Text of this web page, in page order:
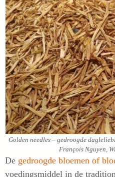
Golden needles – gedroogde
François Nguyen,
De gedroogde bloemen of
voedingsmiddel in de